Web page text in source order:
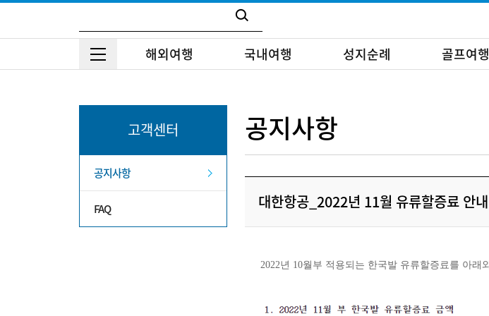
해외여행 국내여행 성지순례 골프여행
고객센터
공지사항
FAQ
공지사항
대한항공_2022년 11월 유류할증료 안내